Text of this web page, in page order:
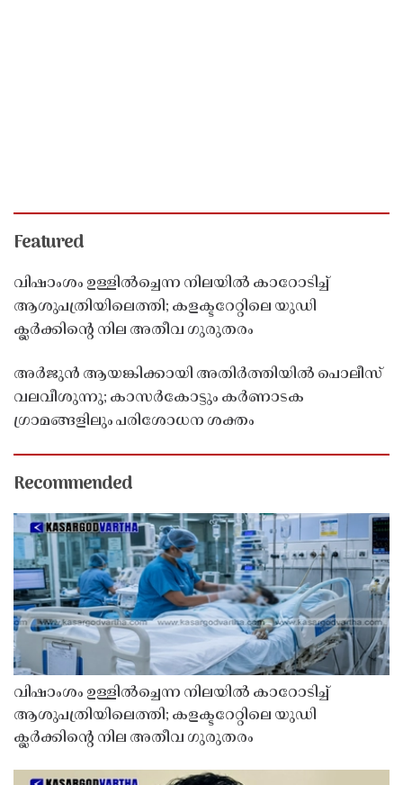
Featured
വിഷാംശം ഉള്ളിൽച്ചെന്ന നിലയിൽ കാറോടിച്ച്
ആശുപത്രിയിലെത്തി; കളക്ടറേറ്റിലെ യുഡി
ക്ലർക്കിൻ്റെ നില അതീവ ഗുരുതരം
അർജുൻ ആയങ്കിക്കായി അതിർത്തിയിൽ പൊലീസ്
വലവീശുന്നു; കാസർകോട്ടും കർണാടക
ഗ്രാമങ്ങളിലും പരിശോധന ശക്തം
Recommended
വിഷാംശം ഉള്ളിൽച്ചെന്ന നിലയിൽ കാറോടിച്ച്
ആശുപത്രിയിലെത്തി; കളക്ടറേറ്റിലെ യുഡി
ക്ലർക്കിൻ്റെ നില അതീവ ഗുരുതരം